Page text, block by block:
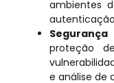
ambientes
Segurança
proteção
e análise de